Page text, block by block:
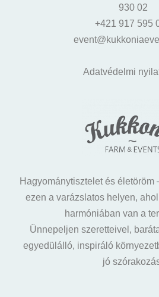
930 02
+421 917 595
Adatvédelmi
Hagyománytisztelet és életöröm
ezen a varázslatos helyen,
harmóniában van a
Ünnepeljen szeretteivel,
egyedülálló, inspiráló
jó